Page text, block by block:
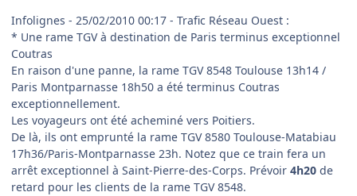
Infolignes - 25/02/2010 00:17 - Trafic Réseau Ouest :
* Une rame TGV à destination de Paris terminus exceptionnel
Coutras
En raison d'une panne, la rame TGV 8548 Toulouse 13h14 /
Paris Montparnasse 18h50 a été terminus Coutras
exceptionnellement.
Les voyageurs ont été acheminé vers Poitiers.
De là, ils ont emprunté la rame TGV 8580 Toulouse-Matabiau
17h36/Paris-Montparnasse 23h. Notez que ce train fera un
arrêt exceptionnel à Saint-Pierre-des-Corps. Prévoir 4h20 de
retard pour les clients de la rame TGV 8548.